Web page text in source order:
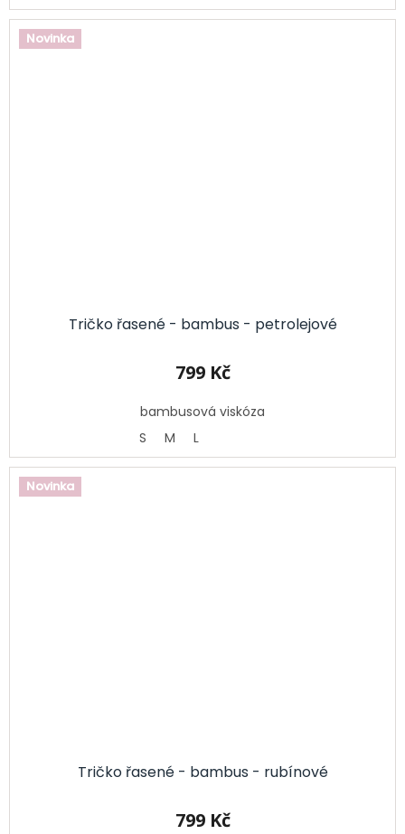
Novinka
Tričko řasené - bambus - petrolejové
799 Kč
bambusová viskóza
S
M L
Novinka
Tričko řasené - bambus - rubínové
799 Kč